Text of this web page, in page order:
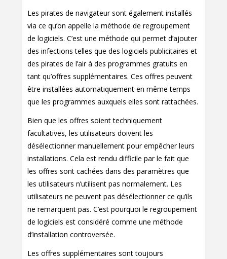
Les pirates de navigateur sont également installés
via ce qu’on appelle la méthode de regroupement
de logiciels. C’est une méthode qui permet d’ajouter
des infections telles que des logiciels publicitaires et
des pirates de l’air à des programmes gratuits en
tant qu’offres supplémentaires. Ces offres peuvent
être installées automatiquement en même temps
que les programmes auxquels elles sont rattachées.
Bien que les offres soient techniquement
facultatives, les utilisateurs doivent les
désélectionner manuellement pour empêcher leurs
installations. Cela est rendu difficile par le fait que
les offres sont cachées dans des paramètres que
les utilisateurs n’utilisent pas normalement. Les
utilisateurs ne peuvent pas désélectionner ce qu’ils
ne remarquent pas. C’est pourquoi le regroupement
de logiciels est considéré comme une méthode
d’installation controversée.
Les offres supplémentaires sont toujours